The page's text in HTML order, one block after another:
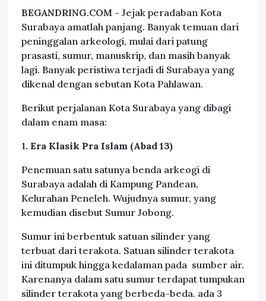
BEGANDRING.COM - Jejak peradaban Kota
Surabaya amatlah panjang. Banyak temuan dari
peninggalan arkeologi, mulai dari patung
prasasti, sumur, manuskrip, dan masih banyak
lagi. Banyak peristiwa terjadi di Surabaya yang
dikenal dengan sebutan Kota Pahlawan.
Berikut perjalanan Kota Surabaya yang dibagi
dalam enam masa:
1. Era Klasik Pra Islam (Abad 13)
Penemuan satu satunya benda arkeogi di
Surabaya adalah di Kampung Pandean,
Kelurahan Peneleh. Wujudnya sumur, yang
kemudian disebut Sumur Jobong.
Sumur ini berbentuk satuan silinder yang
terbuat dari terakota. Satuan silinder terakota
ini ditumpuk hingga kedalaman pada sumber air.
Karenanya dalam satu sumur terdapat tumpukan
silinder terakota yang berbeda-beda. ada 3